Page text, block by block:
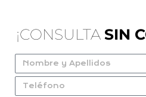
¡CONSULTA SIN